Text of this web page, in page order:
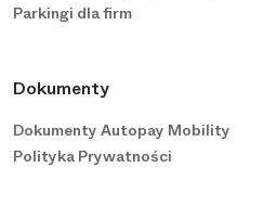
Parkingi dla firm
Dokumenty
Dokumenty Autopay Mobility
Polityka Prywatności